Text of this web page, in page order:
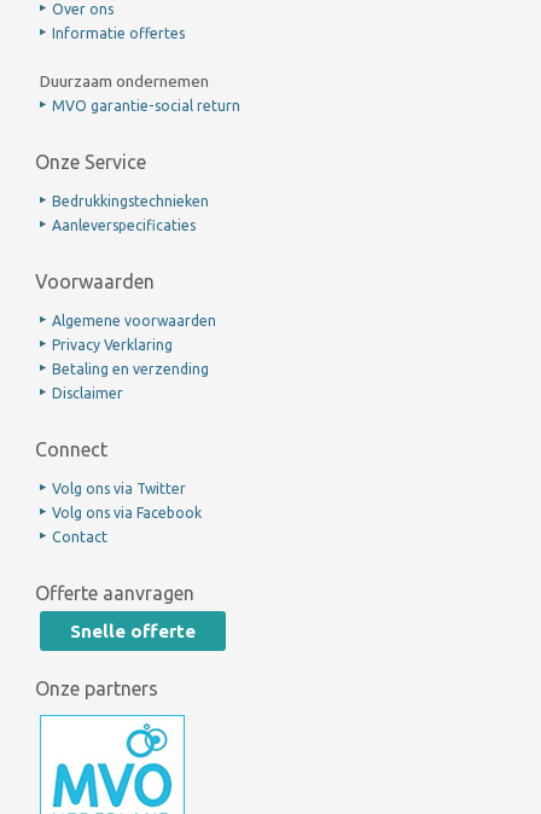
Over ons
Informatie offertes
Duurzaam ondernemen
MVO garantie-social return
Onze Service
Bedrukkingstechnieken
Aanleverspecificaties
Voorwaarden
Algemene voorwaarden
Privacy Verklaring
Betaling en verzending
Disclaimer
Connect
Volg ons via Twitter
Volg ons via Facebook
Contact
Offerte aanvragen
Snelle offerte
Onze partners